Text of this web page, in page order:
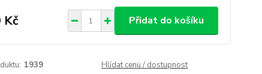
Kč Přidat do košíku
1939 Hlídat cenu / dostupnost